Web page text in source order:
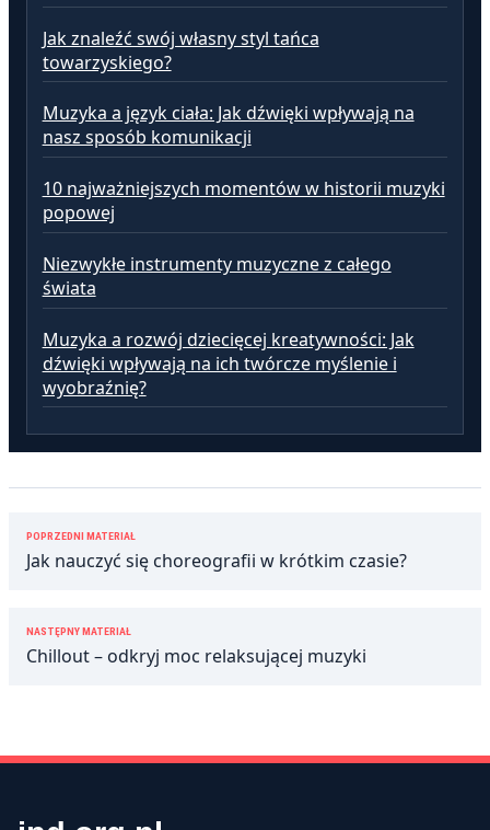
Jak znaleźć swój własny styl tańca
towarzyskiego?
Muzyka a język ciała: Jak dźwięki wpływają na
nasz sposób komunikacji
10 najważniejszych momentów w historii muzyki
popowej
Niezwykłe instrumenty muzyczne z całego
świata
Muzyka a rozwój dziecięcej kreatywności: Jak
dźwięki wpływają na ich twórcze myślenie i
wyobraźnię?
Nawigacja
wpisu
POPRZEDNI MATERIAŁ
Jak nauczyć się choreografii w krótkim czasie?
NASTĘPNY MATERIAŁ
Chillout – odkryj moc relaksującej muzyki